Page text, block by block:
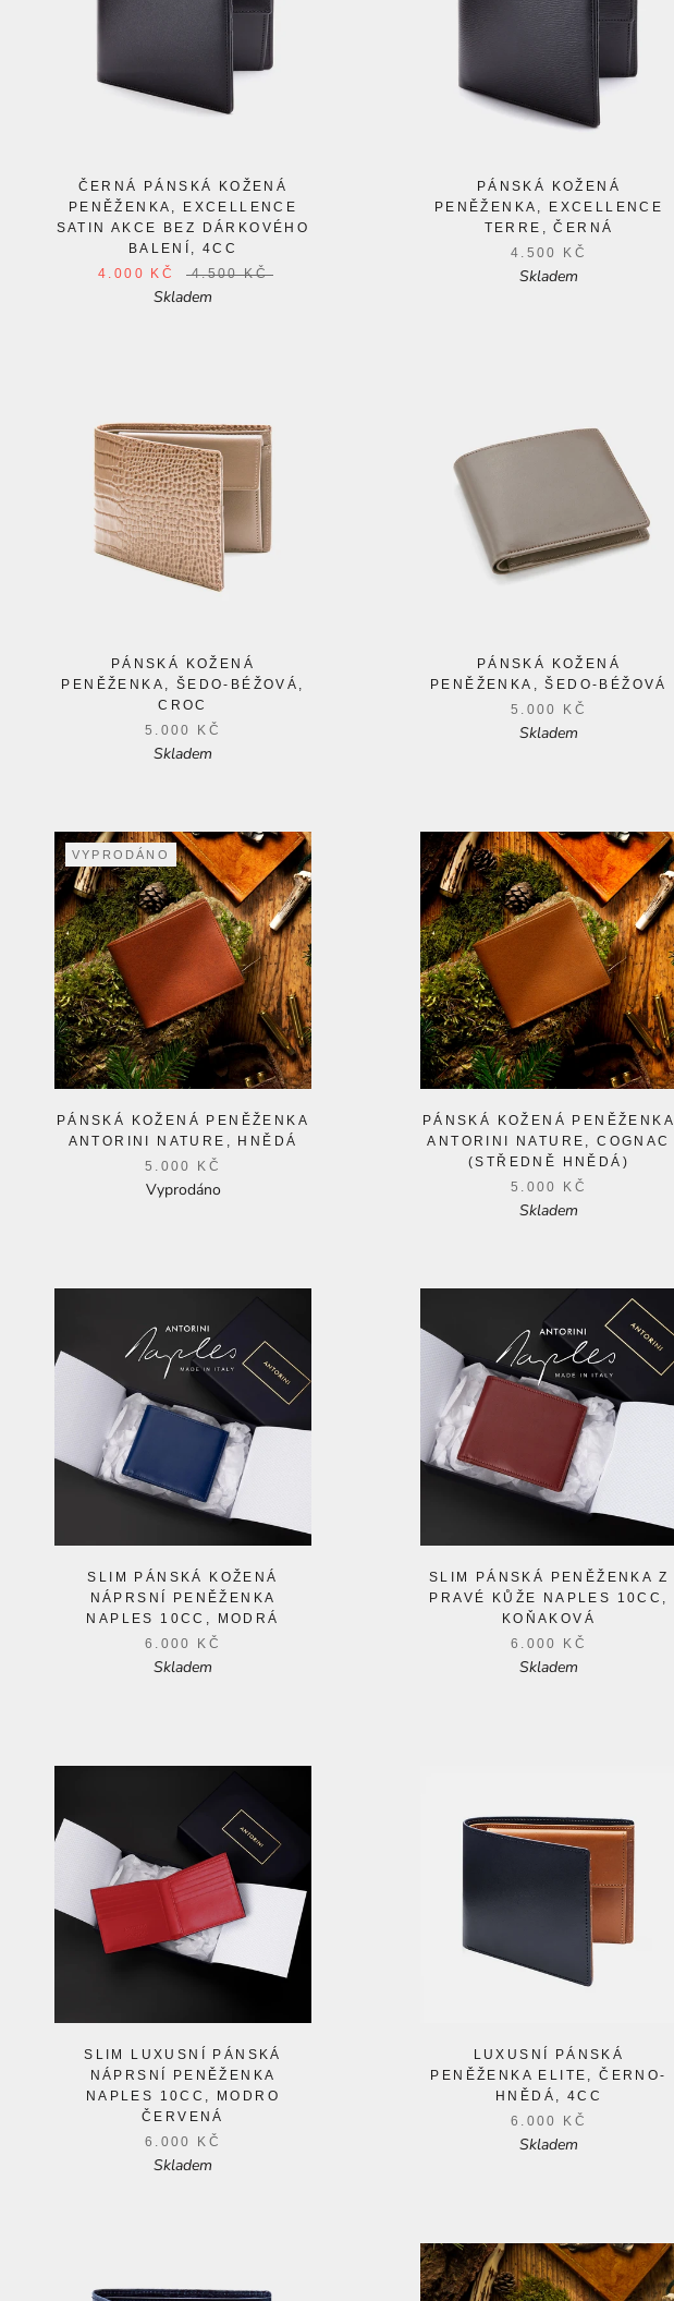
ČERNÁ PÁNSKÁ KOŽENÁ
PENĚŽENKA, EXCELLENCE
SATIN AKCE BEZ DÁRKOVÉHO
BALENÍ, 4CC
4.000 KČ
4.500 KČ
Skladem
PÁNSKÁ KOŽENÁ
PENĚŽENKA, EXCELLENCE
TERRE, ČERNÁ
4.500 KČ
Skladem
PÁNSKÁ KOŽENÁ
PENĚŽENKA, ŠEDO-BÉŽOVÁ,
CROC
5.000 KČ
Skladem
PÁNSKÁ KOŽENÁ
PENĚŽENKA, ŠEDO-BÉŽOVÁ
5.000 KČ
Skladem
VYPRODÁNO
PÁNSKÁ KOŽENÁ PENĚŽENKA
ANTORINI NATURE, HNĚDÁ
5.000 KČ
Vyprodáno
PÁNSKÁ KOŽENÁ PENĚŽENKA
ANTORINI NATURE, COGNAC
(STŘEDNĚ HNĚDÁ)
5.000 KČ
Skladem
SLIM PÁNSKÁ KOŽENÁ
NÁPRSNÍ PENĚŽENKA
NAPLES 10CC, MODRÁ
6.000 KČ
Skladem
SLIM PÁNSKÁ PENĚŽENKA Z
PRAVÉ KŮŽE NAPLES 10CC,
KOŇAKOVÁ
6.000 KČ
Skladem
SLIM LUXUSNÍ PÁNSKÁ
NÁPRSNÍ PENĚŽENKA
NAPLES 10CC, MODRO
ČERVENÁ
6.000 KČ
Skladem
LUXUSNÍ PÁNSKÁ
PENĚŽENKA ELITE, ČERNO-
HNĚDÁ, 4CC
6.000 KČ
Skladem